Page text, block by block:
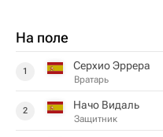
На поле
1 Серхио Эррера
Вратарь
2 Начо Видаль
Защитник